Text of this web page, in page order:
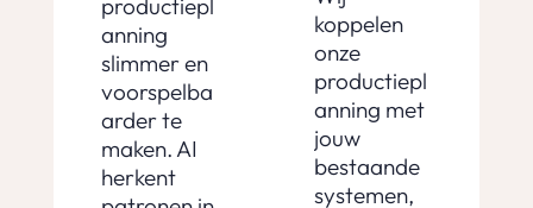
productiepl
anning
slimmer en
voorspelba
arder te
maken. AI
herkent
koppelen
onze
productiepl
anning met
jouw
bestaande
systemen,